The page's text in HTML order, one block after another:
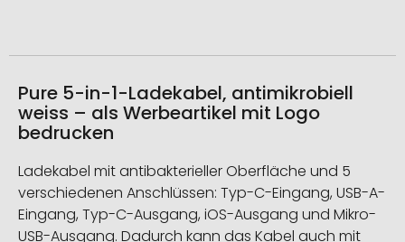
Pure 5-in-1-Ladekabel, antimikrobiell
weiss – als Werbeartikel mit Logo
bedrucken
Ladekabel mit antibakterieller Oberfläche und 5
verschiedenen Anschlüssen: Typ-C-Eingang, USB-A-
Eingang, Typ-C-Ausgang, iOS-Ausgang und Mikro-
USB-Ausgang. Dadurch kann das Kabel auch mit